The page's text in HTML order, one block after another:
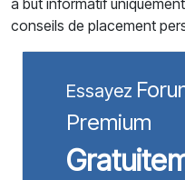
à but informatif
conseils de placement
Essayez
Premium